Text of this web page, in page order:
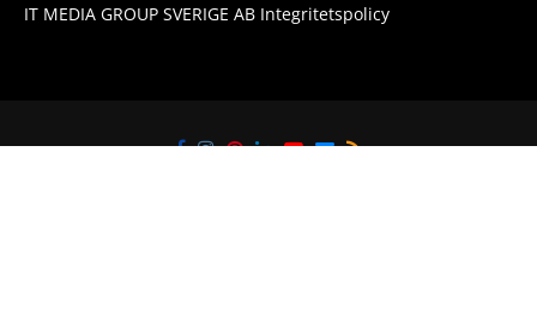
IT MEDIA GROUP SVERIGE AB Integritetspolicy